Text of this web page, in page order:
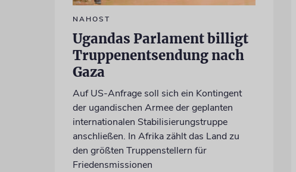
NAHOST
Ugandas Parlament billigt
Truppenentsendung nach
Gaza
Auf US-Anfrage soll sich ein Kontingent
der ugandischen Armee der geplanten
internationalen Stabilisierungstruppe
anschließen. In Afrika zählt das Land zu
den größten Truppenstellern für
Friedensmissionen